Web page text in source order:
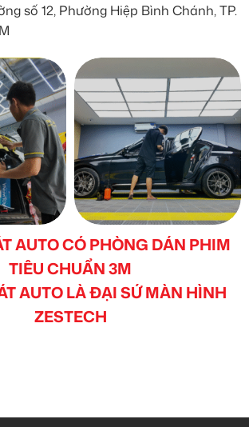
số 12, Phường Hiệp Bình Chánh, TP.
AUTO CÓ PHÒNG DÁN PHIM
TIÊU CHUẨN 3M
AUTO LÀ ĐẠI SỨ MÀN HÌNH
ZESTECH